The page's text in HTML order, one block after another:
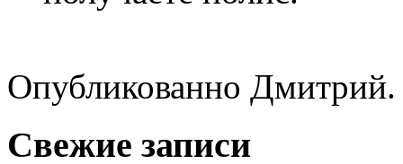
Опубликованно Дмитрий.
Свежие записи